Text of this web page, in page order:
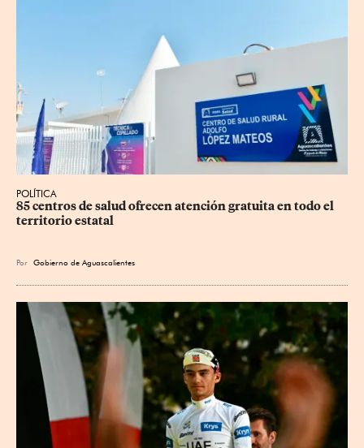
POLÍTICA
85 centros de salud ofrecen atención gratuita en todo el
territorio estatal
Por Gobierno de Aguascalientes